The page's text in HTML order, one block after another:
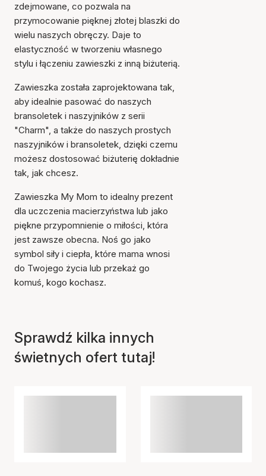
zdejmowane, co pozwala na
przymocowanie pięknej złotej blaszki do
wielu naszych obręczy. Daje to
elastyczność w tworzeniu własnego
stylu i łączeniu zawieszki z inną biżuterią.
Zawieszka została zaprojektowana tak,
aby idealnie pasować do naszych
bransoletek i naszyjników z serii
"Charm", a także do naszych prostych
naszyjników i bransoletek, dzięki czemu
możesz dostosować biżuterię dokładnie
tak, jak chcesz.
Zawieszka My Mom to idealny prezent
dla uczczenia macierzyństwa lub jako
piękne przypomnienie o miłości, która
jest zawsze obecna. Noś go jako
symbol siły i ciepła, które mama wnosi
do Twojego życia lub przekaż go
komuś, kogo kochasz.
Sprawdź kilka innych
świetnych ofert tutaj!